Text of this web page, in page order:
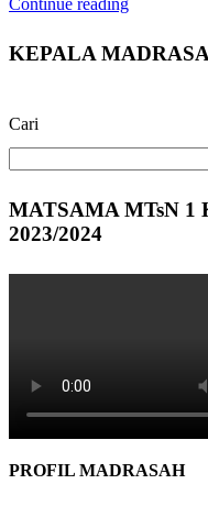
Continue reading
KEPALA
Cari
MATSAMA MTsN 1
2023/2024
PROFIL MADRASAH